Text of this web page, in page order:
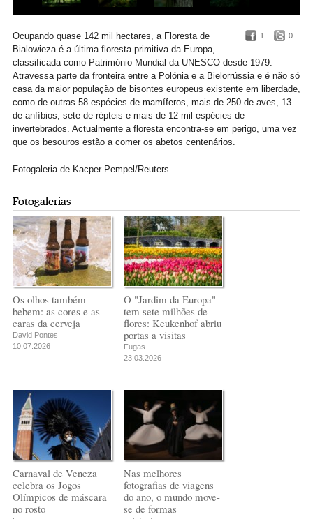
1 0
Ocupando quase 142 mil hectares, a Floresta de
Bialowieza é a última floresta primitiva da Europa,
classificada como Património Mundial da UNESCO desde 1979.
Atravessa parte da fronteira entre a Polónia e a Bielorrússia e é não só
casa da maior população de bisontes europeus existente em liberdade,
como de outras 58 espécies de mamíferos, mais de 250 de aves, 13
de anfíbios, sete de répteis e mais de 12 mil espécies de
invertebrados. Actualmente a floresta encontra-se em perigo, uma vez
que os besouros estão a comer os abetos centenários.
Fotogaleria de Kacper Pempel/Reuters
Fotogalerias
Os olhos também
bebem: as cores e as
caras da cerveja
David Pontes
10.07.2026
O "Jardim da Europa"
tem sete milhões de
flores: Keukenhof abriu
portas a visitas
Fugas
23.03.2026
Carnaval de Veneza
celebra os Jogos
Olímpicos de máscara
no rosto
Nas melhores
fotografias de viagens
do ano, o mundo move-
se de formas